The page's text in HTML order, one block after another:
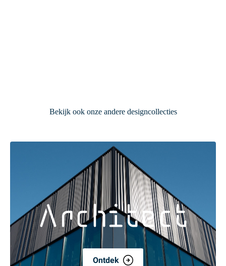
Bekijk ook onze andere designcollecties
Ontdek